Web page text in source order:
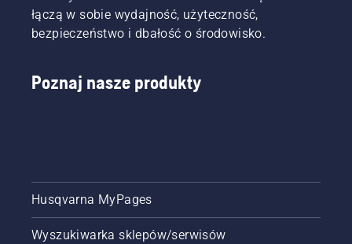
użytkownik
mógł
pracy
akumulatora
przycisk
na
podkaszarce,
wypożyczenie
ich z
narzędziowych
o nazwie
łączą w sobie wydajność, użyteczność,
bezpieczeństwo i dbałość o środowisko.
Poznaj nasze produkty
Husqvarna MyPages
Wyszukiwarka sklepów/serwisów